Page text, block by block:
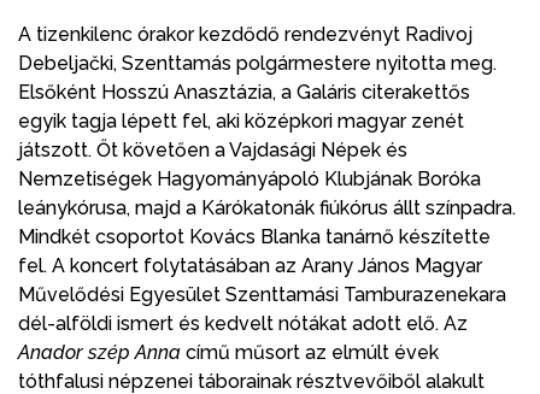
A tizenkilenc órakor kezdődő rendezvényt Radivoj
Debeljački, Szenttamás polgármestere nyitotta meg.
Elsőként Hosszú Anasztázia, a Galáris citerakettős
egyik tagja lépett fel, aki középkori magyar zenét
játszott. Őt követően a Vajdasági Népek és
Nemzetiségek Hagyományápoló Klubjának Boróka
leánykórusa, majd a Kárókatonák fiúkórus állt színpadra.
Mindkét csoportot Kovács Blanka tanárnő készítette
fel. A koncert folytatásában az Arany János Magyar
Művelődési Egyesület Szenttamási Tamburazenekara
dél-alföldi ismert és kedvelt nótákat adott elő. Az
Anador szép Anna című műsort az elmúlt évek
tóthfalusi népzenei táborainak résztvevőiből alakult